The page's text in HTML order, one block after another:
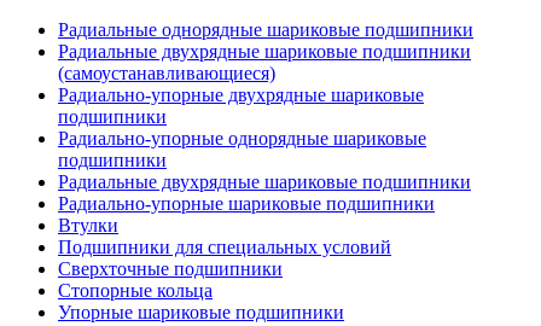
Радиальные однорядные шариковые подшипники
Радиальные двухрядные шариковые подшипники
(самоустанавливающиеся)
Радиально-упорные двухрядные шариковые
подшипники
Радиально-упорные однорядные шариковые
подшипники
Радиальные двухрядные шариковые подшипники
Радиально-упорные шариковые подшипники
Втулки
Подшипники для специальных условий
Сверхточные подшипники
Стопорные кольца
Упорные шариковые подшипники